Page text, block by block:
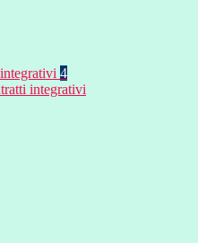
4
integrativi